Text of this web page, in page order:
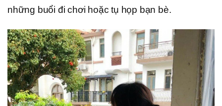
những buổi đi chơi hoặc tụ họp bạn bè.